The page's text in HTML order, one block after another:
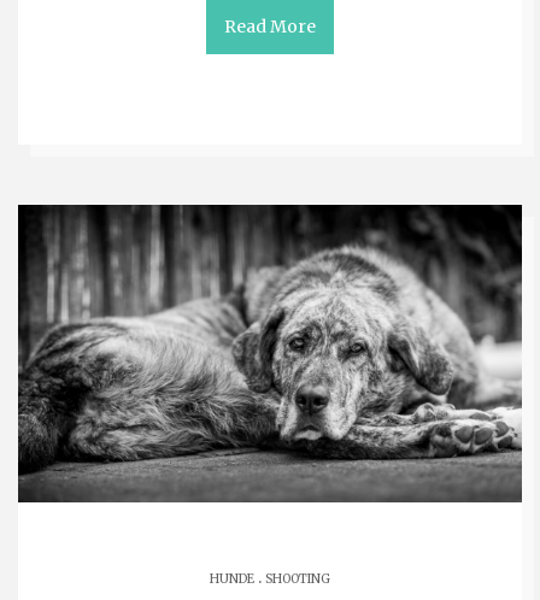
Read More
HUNDE . SHOOTING